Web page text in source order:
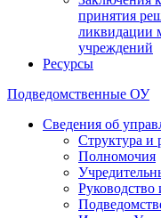
принятия
ликвидации
учреждений
Ресурсы
Подведомственные ОУ
Сведения об
Структура и
Полномочия
Руководство